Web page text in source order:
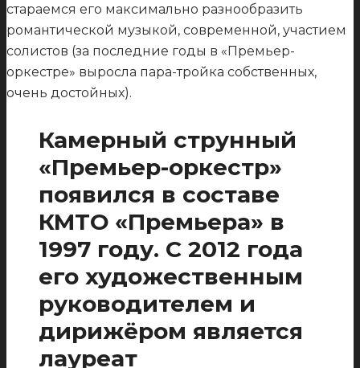
стараемся его максимально разнообразить
романтической музыкой, современной, участием
солистов (за последние годы в «Премьер-
оркестре» выросла пара-тройка собственных,
очень достойных).
Камерный струнный
«Премьер-оркестр»
появился в составе
КМТО «Премьера» в
1997 году. С 2012 года
его художественным
руководителем и
дирижёром является
лауреат